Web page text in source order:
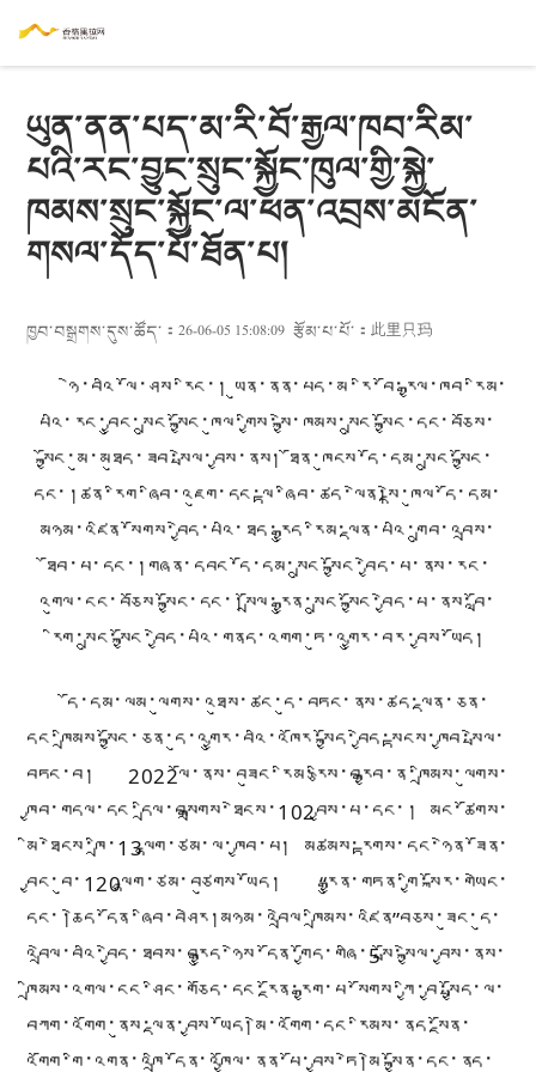
ཡུན་ནན་པད་མ་རི་བོ་རྒྱལ་ཁབ་རིམ་
པའི་རང་བྱུང་སྲུང་སྐྱོང་ཁུལ་གྱི་སྐྱེ་
ཁམས་སྲུང་སྐྱོང་ལ་ཕན་འབྲས་མངོན་
གསལ་དོད་པོ་ཐོན་པ།
ཁྱབ་བསྒྲགས་དུས་ཚོད་：26-06-05 15:08:09 རྩོམ་པ་པོ་： 此里只玛
ཉེ་བའི་ལོ་ཤས་རིང་། ཡུན་ནན་པད་མ་རི་བོ་རྒྱལ་ཁབ་རིམ་
པའི་རང་བྱུང་སྲུང་སྐྱོང་ཁུལ་གྱིས་སྐྱེ་ཁམས་སྲུང་སྐྱོང་དང་བཅོས་
སྐྱོང་མུ་མཐུད་ཟབ་སྤེལ་བྱས་ནས། ཐོན་ཁུངས་དོ་དམ་སྲུང་སྐྱོང་
དང་།ཚན་རིག་ཞིབ་འཇུག་དང་ལྟ་ཞིབ་ཚད་ལེན།སྡེ་ཁུལ་དོ་དམ་
མཉམ་འཛིན་སོགས་བྱེད་པའི་ཐད་རྒྱུད་རིམ་ལྡན་པའི་གྲུབ་འབྲས་
ཐོབ་པ་དང་།གཞན་དབང་དོ་དམ་སྲུང་སྐྱོང་བྱེད་པ་ནས་རང་
འགུལ་ངང་བཅོས་སྐྱོང་དང་།སྲོལ་རྒྱུན་སྲུང་སྐྱོང་བྱེད་པ་ནས་བློ་
རིག་སྲུང་སྐྱོང་བྱེད་པའི་གནད་འགག་ཏུ་འགྱུར་བར་བྱས་ཡོད།
དོ་དམ་ལམ་ལུགས་འཐུས་ཚང་དུ་བཏང་ནས་ཚད་ལྡན་ཅན་
དང་ཁྲིམས་སྐྱོང་ཅན་དུ་འགྱུར་བའི་འཁོར་སྐྱོད་བྱེད་སྟངས་ཁྱབ་སྤེལ་
བཏང་བ། 2022ལོ་ནས་བཟུང་རིམ་རྩིས་བརྒྱབ་ན་ཁྲིམས་ལུགས་
ཁྱབ་གདལ་དང་དྲིལ་བསྒྲགས་ཐེངས་102བྱས་པ་དང་། མང་ཚོགས་
མི་ཐེངས་ཁྲི་13ལྷག་ཙམ་ལ་ཁྱབ་པ། མཚམས་རྟགས་དང་ཉེན་ཟོན་
བྱང་བུ་120ལྷག་ཙམ་བཙུགས་ཡོད།“རྒྱུན་གཏན་གྱི་སྐོར་གཡེང་
དང་།ཆེད་དོན་ཞིབ་བཤེར།མཉམ་འབྲེལ་ཁྲིམས་འཛིན”བཅས་ཟུང་དུ་
འབྲེལ་བའི་བྱེད་ཐབས་བརྒྱུད་ཉེས་དོན་གྱོད་གཞི་5སྤོ་སྐྱེལ་བྱས་ནས་
ཁྲིམས་འགལ་ངང་ཤིང་གཅོད་དང་རྔོན་རྒྱག་པ་སོགས་ཀྱི་བྱ་སྤྱོད་ལ་
བཀག་འགོག་ནུས་ལྡན་བྱས་ཡོད།མེ་འགོག་དང་རིམས་ནད་སྔོན་
འགོག་གི་འགན་འཁྲི་དོན་འཁྱོལ་ནན་པོ་བྱས་ཏེ།མེ་སྐྱོན་དང་ནད་